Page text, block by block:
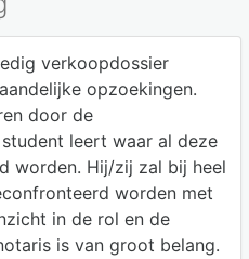
verkoopdossier
opzoekingen.
door de
leert waar al deze
worden. Hij/zij zal bij heel
worden met
in de rol en de
is van groot belang.